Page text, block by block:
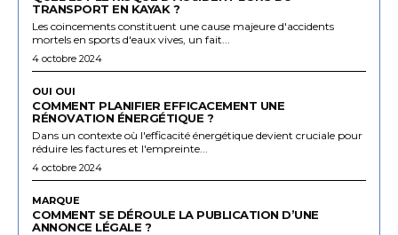
TRANSPORT EN KAYAK ?
Les coincements constituent une cause majeure d'accidents
mortels en sports d'eaux vives, un fait...
4 octobre 2024
OUI OUI
COMMENT PLANIFIER EFFICACEMENT UNE
RÉNOVATION ÉNERGÉTIQUE ?
Dans un contexte où l'efficacité énergétique devient cruciale pour
réduire les factures et l'empreinte...
4 octobre 2024
MARQUE
COMMENT SE DÉROULE LA PUBLICATION D’UNE
ANNONCE LÉGALE ?